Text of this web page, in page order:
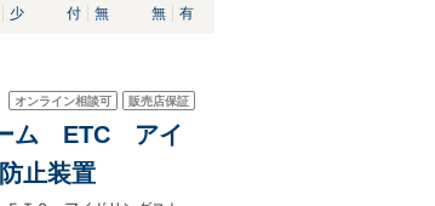
少
付
無
無
有
オンライン相談可 販売店保証
ーム ETC アイ
止装置